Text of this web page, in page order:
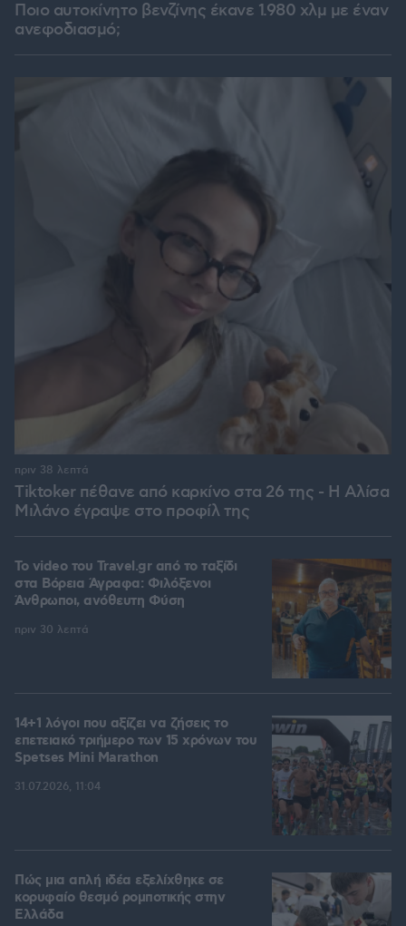
Ποιο αυτοκίνητο βενζίνης έκανε 1.980 χλμ με έναν
ανεφοδιασμό;
Tiktoker πέθανε από καρκίνο στα 26 της - Η Αλίσα
Μιλάνο έγραψε στο προφίλ της
πριν 38 λεπτά
To video του Travel.gr από το ταξίδι
στα Βόρεια Άγραφα: Φιλόξενοι
Άνθρωποι, ανόθευτη Φύση
πριν 30 λεπτά
14+1 λόγοι που αξίζει να ζήσεις το
επετειακό τριήμερο των 15 χρόνων του
Spetses Mini Marathon
31.07.2026, 11:04
Πώς μια απλή ιδέα εξελίχθηκε σε
κορυφαίο θεσμό ρομποτικής στην
Ελλάδα